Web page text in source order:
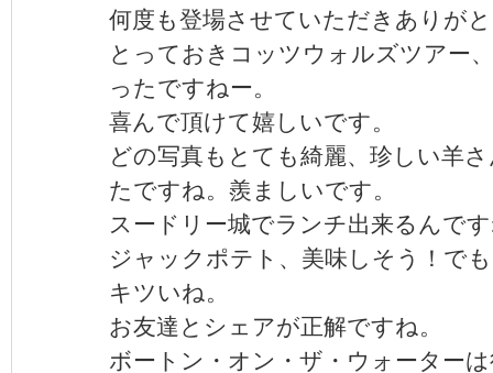
何度も登場させていただきありが
とっておきコッツウォルズツアー
ったですねー。
喜んで頂けて嬉しいです。
どの写真もとても綺麗、珍しい羊
たですね。羨ましいです。
スードリー城でランチ出来るんで
ジャックポテト、美味しそう！で
キツいね。
お友達とシェアが正解ですね。
ボートン・オン・ザ・ウォーター